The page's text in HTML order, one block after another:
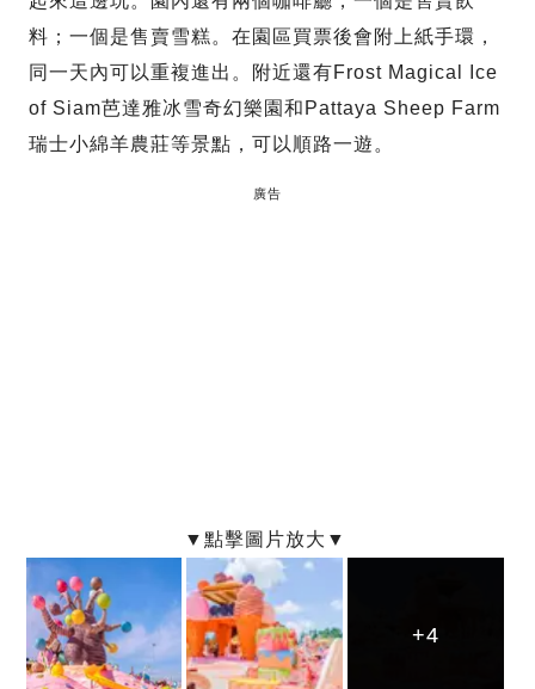
料；一個是售賣雪糕。在園區買票後會附上紙手環，
同一天內可以重複進出。附近還有Frost Magical Ice
of Siam芭達雅冰雪奇幻樂園和Pattaya Sheep Farm
瑞士小綿羊農莊等景點，可以順路一遊。
廣告
+4
+4
+4